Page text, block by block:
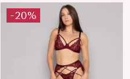
-20%